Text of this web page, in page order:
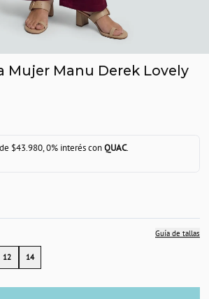
Mujer Manu Derek Lovely
$43.980, 0% interés conQUAC.
Guía de tallas
12 14